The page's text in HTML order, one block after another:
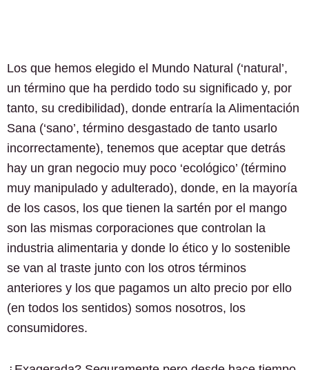
Los que hemos elegido el Mundo Natural (‘natural’,
un término que ha perdido todo su significado y, por
tanto, su credibilidad), donde entraría la Alimentación
Sana (‘sano’, término desgastado de tanto usarlo
incorrectamente), tenemos que aceptar que detrás
hay un gran negocio muy poco ‘ecológico’ (término
muy manipulado y adulterado), donde, en la mayoría
de los casos, los que tienen la sartén por el mango
son las mismas corporaciones que controlan la
industria alimentaria y donde lo ético y lo sostenible
se van al traste junto con los otros términos
anteriores y los que pagamos un alto precio por ello
(en todos los sentidos) somos nosotros, los
consumidores.